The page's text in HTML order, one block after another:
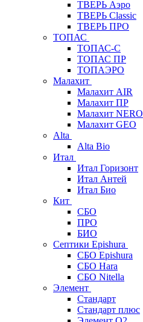
ТВЕРЬ Аэро
ТВЕРЬ Classic
ТВЕРЬ ПРО
ТОПАС
ТОПАС-С
ТОПАС ПР
ТОПАЭРО
Малахит
Малахит AIR
Малахит ПР
Малахит NERO
Малахит GEO
Alta
Alta Bio
Итал
Итал Горизонт
Итал Антей
Итал Био
Кит
СБО
ПРО
БИО
Септики Epishura
СБО Epishura
СБО Hara
СБО Nitella
Элемент
Стандарт
Стандарт плюс